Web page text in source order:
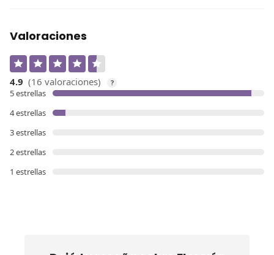
Valoraciones
4.9 (16 valoraciones) ?
5 estrellas
4 estrellas
3 estrellas
2 estrellas
1 estrellas